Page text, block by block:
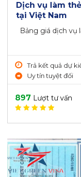
Dịch vụ làm
tại Việt Nam
Bảng giá dịch vụ
Trả kết quả dự
Uy tín tuyệt đối
897 Lượt tư vấn